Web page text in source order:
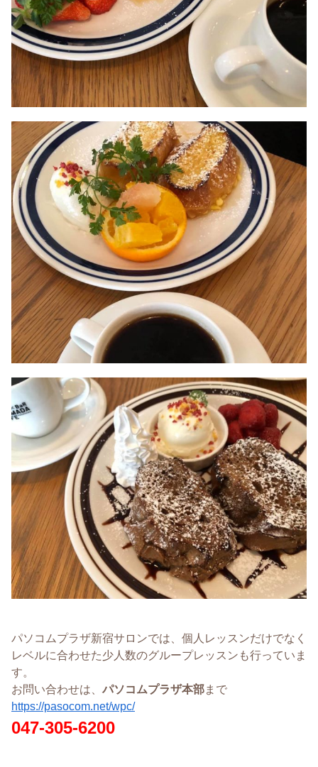
パソコムプラザ新宿サロンでは、個人レッスンだけでなく
レベルに合わせた少人数のグループレッスンも行っていま
す。
お問い合わせは、 パソコムプラザ本部まで
https://pasocom.net/wpc/
047-305-6200